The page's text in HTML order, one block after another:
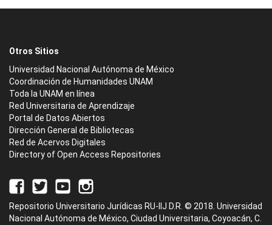
Otros Sitios
Universidad Nacional Autónoma de México
Coordinación de Humanidades UNAM
Toda la UNAM en línea
Red Universitaria de Aprendizaje
Portal de Datos Abiertos
Dirección General de Bibliotecas
Red de Acervos Digitales
Directory of Open Access Repositories
Repositorio Universitario Jurídicas RU-IIJ D.R. © 2018. Universidad
Nacional Autónoma de México, Ciudad Universitaria, Coyoacán, C.